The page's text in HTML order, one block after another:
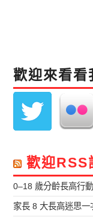
歡迎來看看
歡迎RSS
0–18 歲分齡長高行
家長 8 大長高迷思